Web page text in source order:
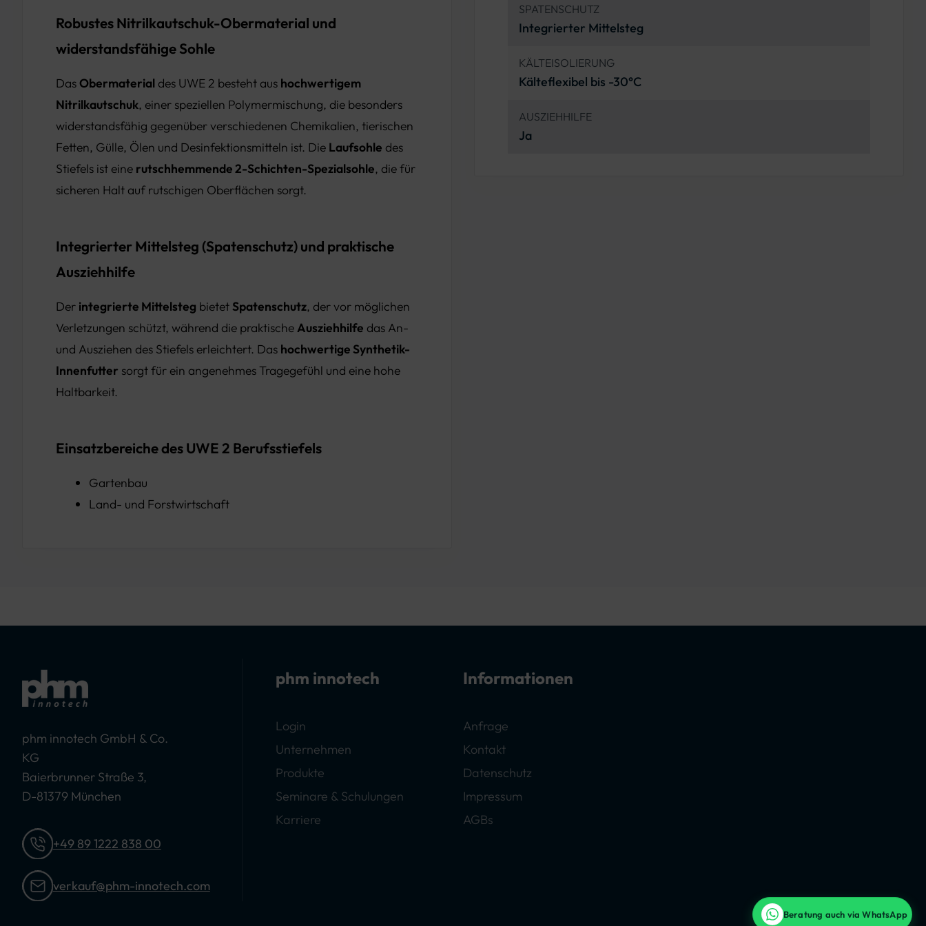
Robustes Nitrilkautschuk-Obermaterial und
widerstandsfähige Sohle
DasObermaterial des UWE 2 besteht aus hochwertigem
Nitrilkautschuk, einer speziellen Polymermischung, die besonders
widerstandsfähig gegenüber verschiedenen Chemikalien, tierischen
Fetten, Gülle, Ölen und Desinfektionsmitteln ist. Die Laufsohle des
Stiefels ist eine rutschhemmende 2-Schichten-Spezialsohle, die für
sicheren Halt auf rutschigen Oberflächen sorgt.
Integrierter Mittelsteg (Spatenschutz) und praktische
Ausziehhilfe
Der integrierte Mittelsteg bietet Spatenschutz, der vor möglichen
Verletzungen schützt, während die praktischeAusziehhilfe das An-
und Ausziehen des Stiefels erleichtert. Das hochwertige Synthetik-
Innenfutter sorgt für ein angenehmes Tragegefühl und eine hohe
Haltbarkeit.
Einsatzbereiche des UWE 2 Berufsstiefels
Gartenbau
Land- und Forstwirtschaft
SPATENSCHUTZ
Integrierter Mittelsteg
KÄLTEISOLIERUNG
Kälteflexibel bis -30°C
AUSZIEHHILFE
Ja
phm innotech GmbH & Co.
KG
Baierbrunner Straße 3,
D-81379 München
+49 89 1222 838 00
verkauf@phm-innotech.com
phm innotech
Login
Unternehmen
Produkte
Seminare & Schulungen
Karriere
Informationen
Anfrage
Kontakt
Datenschutz
Impressum
AGBs
Beratung auch via WhatsApp